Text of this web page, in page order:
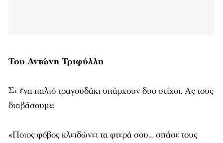
Του Αντώνη Τριφύλλη
Σε ένα παλιό τραγουδάκι υπάρχουν δυο στίχοι. Ας τους
διαβάσουμε:
«Ποιος φόβος κλειδώνει τα φτερά σου… σπάσε τους